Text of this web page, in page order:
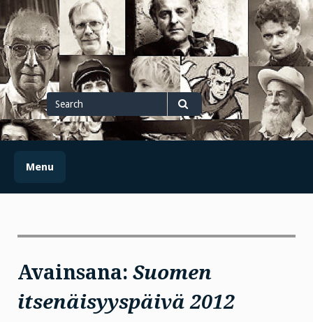
Skip
to
content
Search
for
Search
Menu
Avainsana: Suomen
itsenäisyyspäivä 2012